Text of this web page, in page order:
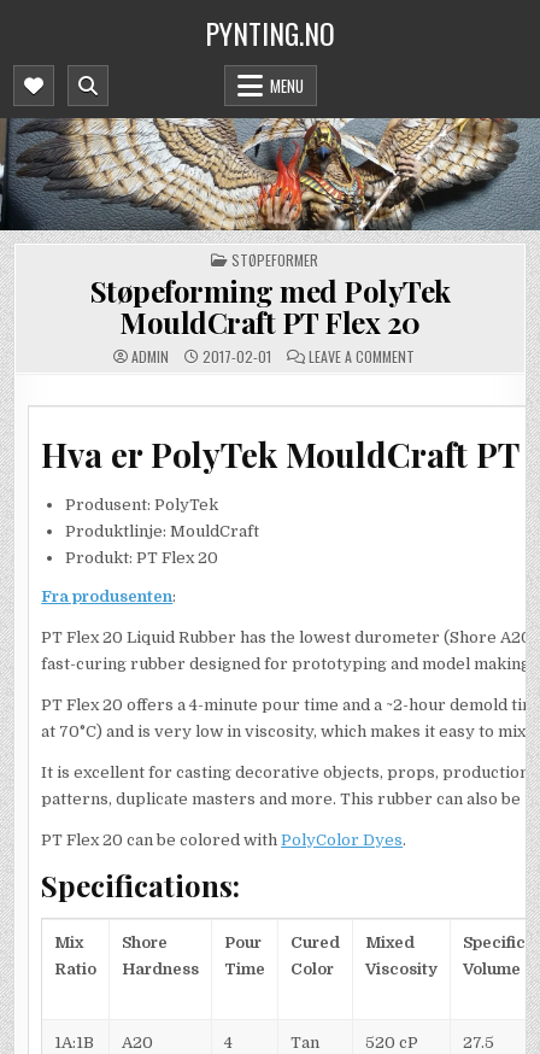
PYNTING.NO
MENU
POSTED
IN
STØPEFORMER
Støpeforming med PolyTek
MouldCraft PT Flex 20
ADMIN 2017-02-01 LEAVE A COMMENT
MOULDCRAFT
20
Hva er PolyTek MouldCraft PT
Produsent: PolyTek
Produktlinje: MouldCraft
Produkt: PT Flex 20
Fra produsenten:
PT Flex 20 Liquid Rubber has the lowest durometer (Shore
fast-curing rubber designed for prototyping and model making
PT Flex 20 offers a 4-minute pour time and a ~2-hour demold
at 70°C) and is very low in viscosity, which makes it easy to
It is excellent for casting decorative objects, props, production
patterns, duplicate masters and more. This rubber can also be
PT Flex 20 can be colored withPolyColor Dyes.
Specifications:
Mix
Ratio
Shore
Hardness
Pour
Time
Cured
Color
Mixed
Viscosity
Specific
Volume
1A:1B A20
4
Tan 520 cP
27.5